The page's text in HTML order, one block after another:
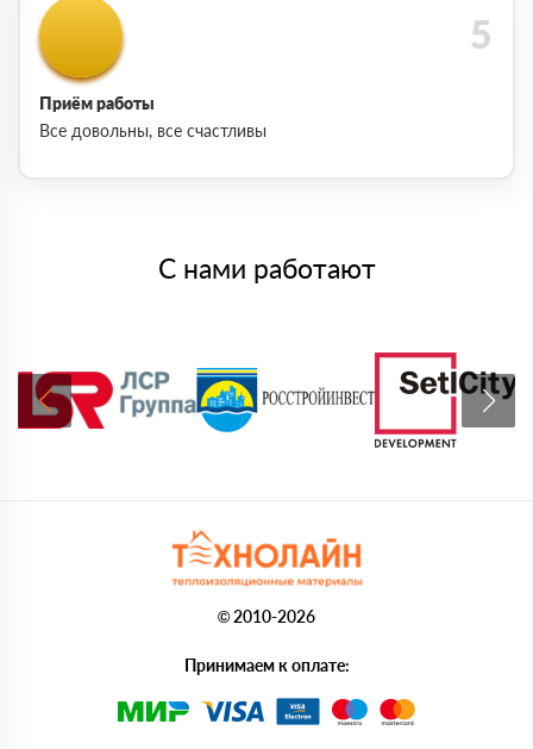
Приём работы
Все довольны, все счастливы
С нами работают
© 2010-2026
Принимаем к оплате: